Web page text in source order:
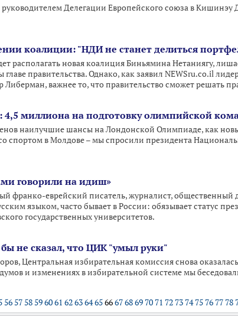
Делегации Европейского союза в
коалиции: "НДИ не станет делиться
располагать новая коалиция Биньямина Нетаниягу,
главе правительства. Однако, как заявил NEWSru.co.il
Либерман, важнее то, что правительство сможет решать
4,5 миллиона на подготовку олимпийской
наилучшие шансы на Лондонской Олимпиаде, как
спортом в Молдове – мы спросили президента
говорили на идиш»
франко-еврейский писатель, журналист, общественный
языком, часто бывает в России: обязывает статус
государственных университетов.
не сказал, что ЦИК "умыл руки"
Центральная избирательная комиссия снова
и изменениях в избирательной системе мы
56 57 58 596061 6263646566676869 70 71 72 73 74 75 76 77 78